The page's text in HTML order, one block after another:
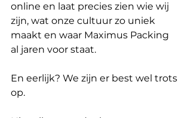
online en laat precies zien wie wij
zijn, wat onze cultuur zo uniek
maakt en waar Maximus Packing
al jaren voor staat.
En eerlijk? We zijn er best wel trots
op.